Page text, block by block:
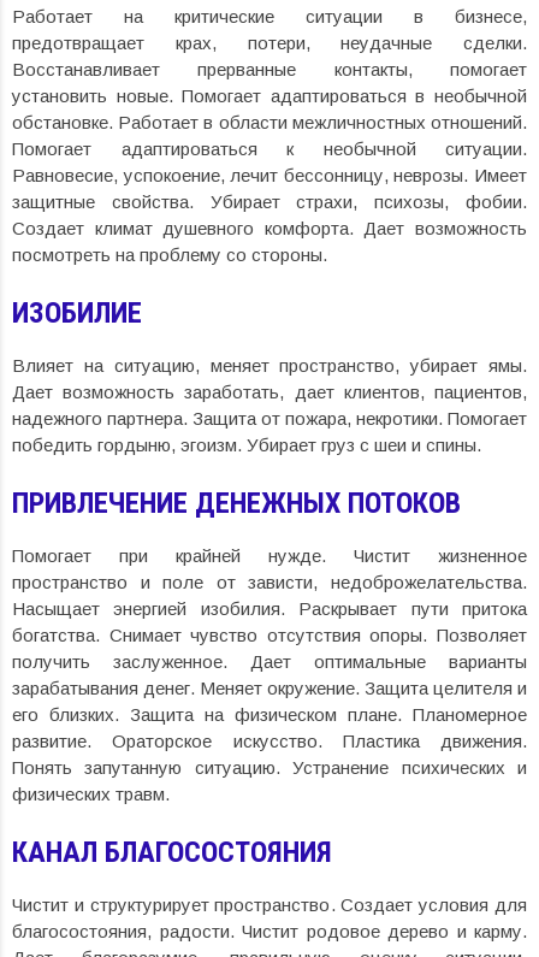
Работает на критические ситуации в бизнесе,
предотвращает крах, потери, неудачные сделки.
Восстанавливает прерванные контакты, помогает
установить новые. Помогает адаптироваться в необычной
обстановке. Работает в области межличностных отношений.
Помогает адаптироваться к необычной ситуации.
Равновесие, успокоение, лечит бессонницу, неврозы. Имеет
защитные свойства. Убирает страхи, психозы, фобии.
Создает климат душевного комфорта. Дает возможность
посмотреть на проблему со стороны.
ИЗОБИЛИЕ
Влияет на ситуацию, меняет пространство, убирает ямы.
Дает возможность заработать, дает клиентов, пациентов,
надежного партнера. Защита от пожара, некротики. Помогает
победить гордыню, эгоизм. Убирает груз с шеи и спины.
ПРИВЛЕЧЕНИЕ ДЕНЕЖНЫХ ПОТОКОВ
Помогает при крайней нужде. Чистит жизненное
пространство и поле от зависти, недоброжелательства.
Насыщает энергией изобилия. Раскрывает пути притока
богатства. Снимает чувство отсутствия опоры. Позволяет
получить заслуженное. Дает оптимальные варианты
зарабатывания денег. Меняет окружение. Защита целителя и
его близких. Защита на физическом плане. Планомерное
развитие. Ораторское искусство. Пластика движения.
Понять запутанную ситуацию. Устранение психических и
физических травм.
КАНАЛ БЛАГОСОСТОЯНИЯ
Чистит и структурирует пространство. Создает условия для
благосостояния, радости. Чистит родовое дерево и карму.